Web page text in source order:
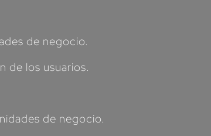
de negocio.
de los usuarios.
de negocio.